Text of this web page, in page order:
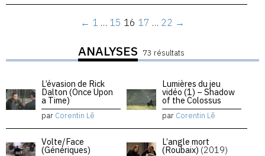
← 1 … 15 16 17 … 22 →
ANALYSES 73 résultats
L’évasion de Rick
Dalton (Once Upon
a Time)
par Corentin Lê
Lumières du jeu
vidéo (1) – Shadow
of the Colossus
par Corentin Lê
Volte/Face
(Génériques)
L’angle mort
(Roubaix) (2019)